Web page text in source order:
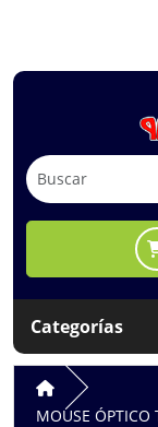
Categorías
MOUSE ÓPTICO